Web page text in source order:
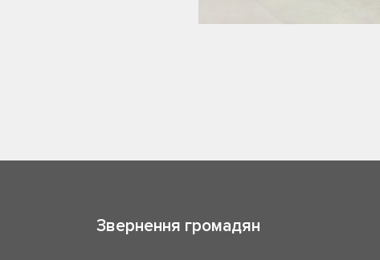
Звернення громадян